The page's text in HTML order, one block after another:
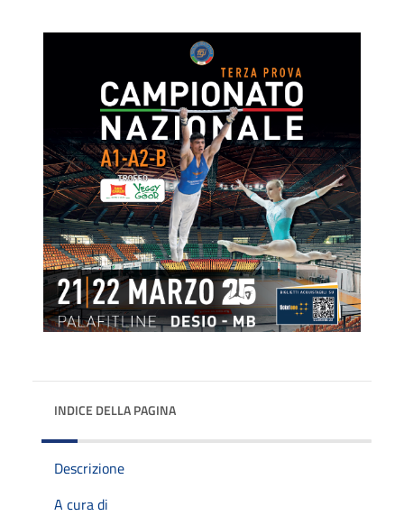
INDICE DELLA PAGINA
Descrizione
A cura di